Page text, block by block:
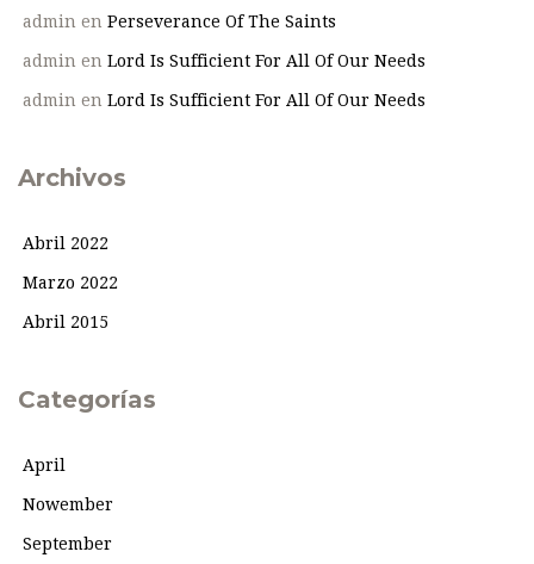
admin en Perseverance Of The Saints
admin en Lord Is Sufficient For All Of Our Needs
admin en Lord Is Sufficient For All Of Our Needs
Archivos
Abril 2022
Marzo 2022
Abril 2015
Categorías
April
Nowember
September